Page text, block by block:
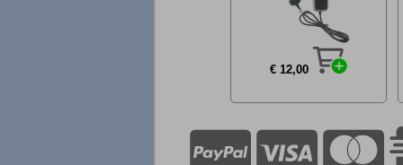
€ 12,00